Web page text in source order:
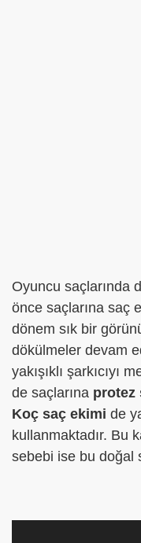
Oyuncu saçlarında
önce saçlarına saç
dönem sık bir
dökülmeler devam
yakışıklı şarkıcıyı
de saçlarına protez
Koç saç ekimi de
kullanmaktadır. Bu
sebebi ise bu doğal